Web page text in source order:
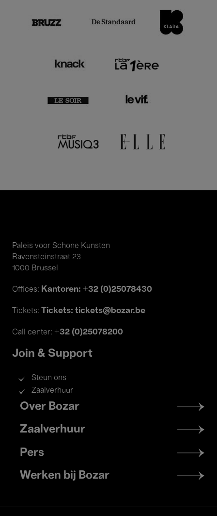
Paleis voor Schone Kunsten
Ravensteinstraat 23
1000 Brussel
Offices: Kantoren: +32 (0)25078430
Tickets: Tickets: tickets@bozar.be
Call center: +32 (0)25078200
Join & Support
Steun ons
Zaalverhuur
Footer
menu
Over Bozar
Zaalverhuur
Pers
Werken bij Bozar